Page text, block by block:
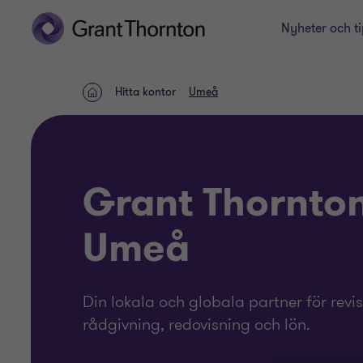
Nyheter och
HemHitta kontor Umeå
Grant
Umeå
Din lokala och globala partner för
rådgivning, redovisning och lön.